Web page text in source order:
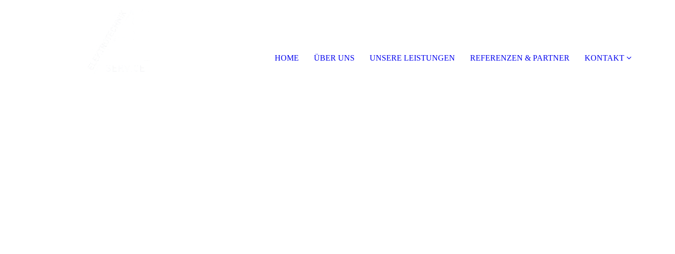
HOME ÜBER UNS UNSERE LEISTUNGEN REFERENZEN & PARTNER KONTAKT